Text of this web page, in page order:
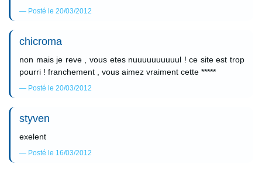
Posté le 20/03/2012
chicroma
non mais je reve , vous etes nuuuuuuuuuul ! ce site est trop
pourri ! franchement , vous aimez vraiment cette *****
Posté le 20/03/2012
styven
exelent
Posté le 16/03/2012